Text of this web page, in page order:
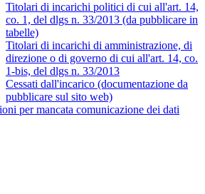
Titolari di incarichi politici di cui all'art. 14,
co. 1, del dlgs n. 33/2013 (da pubblicare in
tabelle)
Titolari di incarichi di amministrazione, di
direzione o di governo di cui all'art. 14, co.
1-bis, del dlgs n. 33/2013
Cessati dall'incarico (documentazione da
pubblicare sul sito web)
per mancata comunicazione dei dati